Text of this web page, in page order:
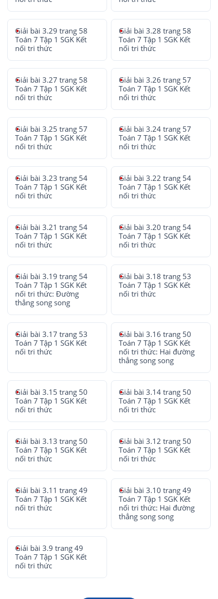
Giải bài 3.29 trang 58
Toán 7 Tập 1 SGK Kết
nối tri thức
Giải bài 3.28 trang 58
Toán 7 Tập 1 SGK Kết
nối tri thức
Giải bài 3.27 trang 58
Toán 7 Tập 1 SGK Kết
nối tri thức
Giải bài 3.26 trang 57
Toán 7 Tập 1 SGK Kết
nối tri thức
Giải bài 3.25 trang 57
Toán 7 Tập 1 SGK Kết
nối tri thức
Giải bài 3.24 trang 57
Toán 7 Tập 1 SGK Kết
nối tri thức
Giải bài 3.23 trang 54
Toán 7 Tập 1 SGK Kết
nối tri thức
Giải bài 3.22 trang 54
Toán 7 Tập 1 SGK Kết
nối tri thức
Giải bài 3.21 trang 54
Toán 7 Tập 1 SGK Kết
nối tri thức
Giải bài 3.20 trang 54
Toán 7 Tập 1 SGK Kết
nối tri thức
Giải bài 3.19 trang 54
Toán 7 Tập 1 SGK Kết
nối tri thức: Đường
thẳng song song
Giải bài 3.18 trang 53
Toán 7 Tập 1 SGK Kết
nối tri thức
Giải bài 3.17 trang 53
Toán 7 Tập 1 SGK Kết
nối tri thức
Giải bài 3.16 trang 50
Toán 7 Tập 1 SGK Kết
nối tri thức: Hai đường
thẳng song song
Giải bài 3.15 trang 50
Toán 7 Tập 1 SGK Kết
nối tri thức
Giải bài 3.14 trang 50
Toán 7 Tập 1 SGK Kết
nối tri thức
Giải bài 3.13 trang 50
Toán 7 Tập 1 SGK Kết
nối tri thức
Giải bài 3.12 trang 50
Toán 7 Tập 1 SGK Kết
nối tri thức
Giải bài 3.11 trang 49
Toán 7 Tập 1 SGK Kết
nối tri thức
Giải bài 3.10 trang 49
Toán 7 Tập 1 SGK Kết
nối tri thức: Hai đường
thẳng song song
Giải bài 3.9 trang 49
Toán 7 Tập 1 SGK Kết
nối tri thức